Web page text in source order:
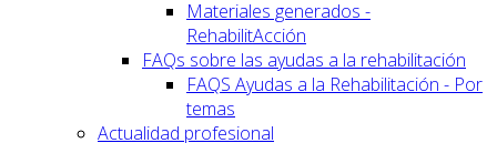
Materiales generados -
RehabilitAcción
FAQs sobre las ayudas a la rehabilitación
FAQS Ayudas a la Rehabilitación - Por
temas
Actualidad profesional